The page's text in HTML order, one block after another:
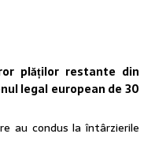
plăților restante din
legal european de 30
au condus la întârzierile